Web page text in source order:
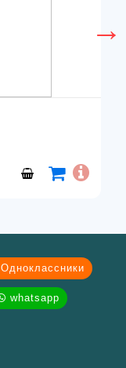
Одноклассники
whatsapp